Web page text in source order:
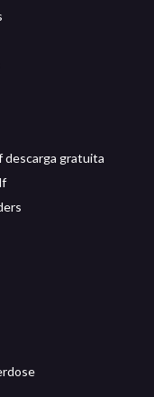
descarga gratuita